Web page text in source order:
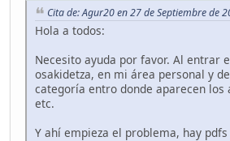
Cita de: Agur20 en 27 de Septiembre de
Hola a todos:
Necesito ayuda por favor. Al entrar
osakidetza, en mi área personal y
categoría entro donde aparecen los
etc.
Y ahí empieza el problema, hay